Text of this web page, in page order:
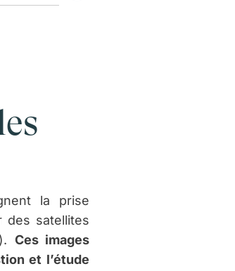
la prise
des satellites
Ces images
et l’étude